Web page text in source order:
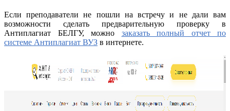
Если преподаватели не пошли на встречу и не дали вам
возможности сделать предварительную проверку в
Антиплагиат БЕЛГУ, можно заказать полный отчет по
системе Антиплагиат ВУЗ в интернете.